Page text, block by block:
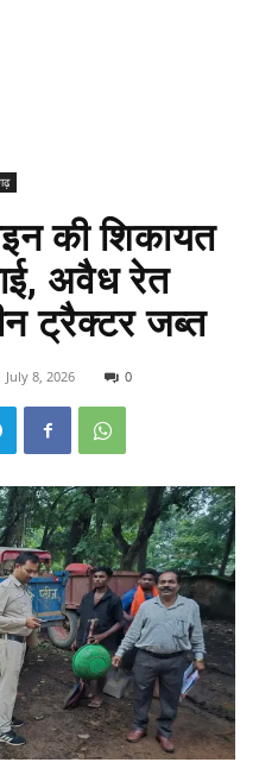
की शिकायत
अवैध रेत
ट्रैक्टर जब्त
July 8, 2026 0